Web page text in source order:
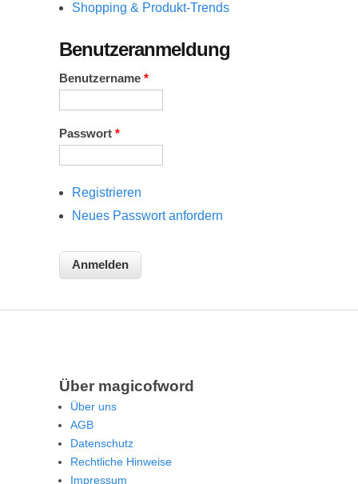
Shopping & Produkt-Trends
Benutzeranmeldung
Benutzername *
Passwort *
Registrieren
Neues Passwort anfordern
Über magicofword
Über uns
AGB
Datenschutz
Rechtliche Hinweise
Impressum